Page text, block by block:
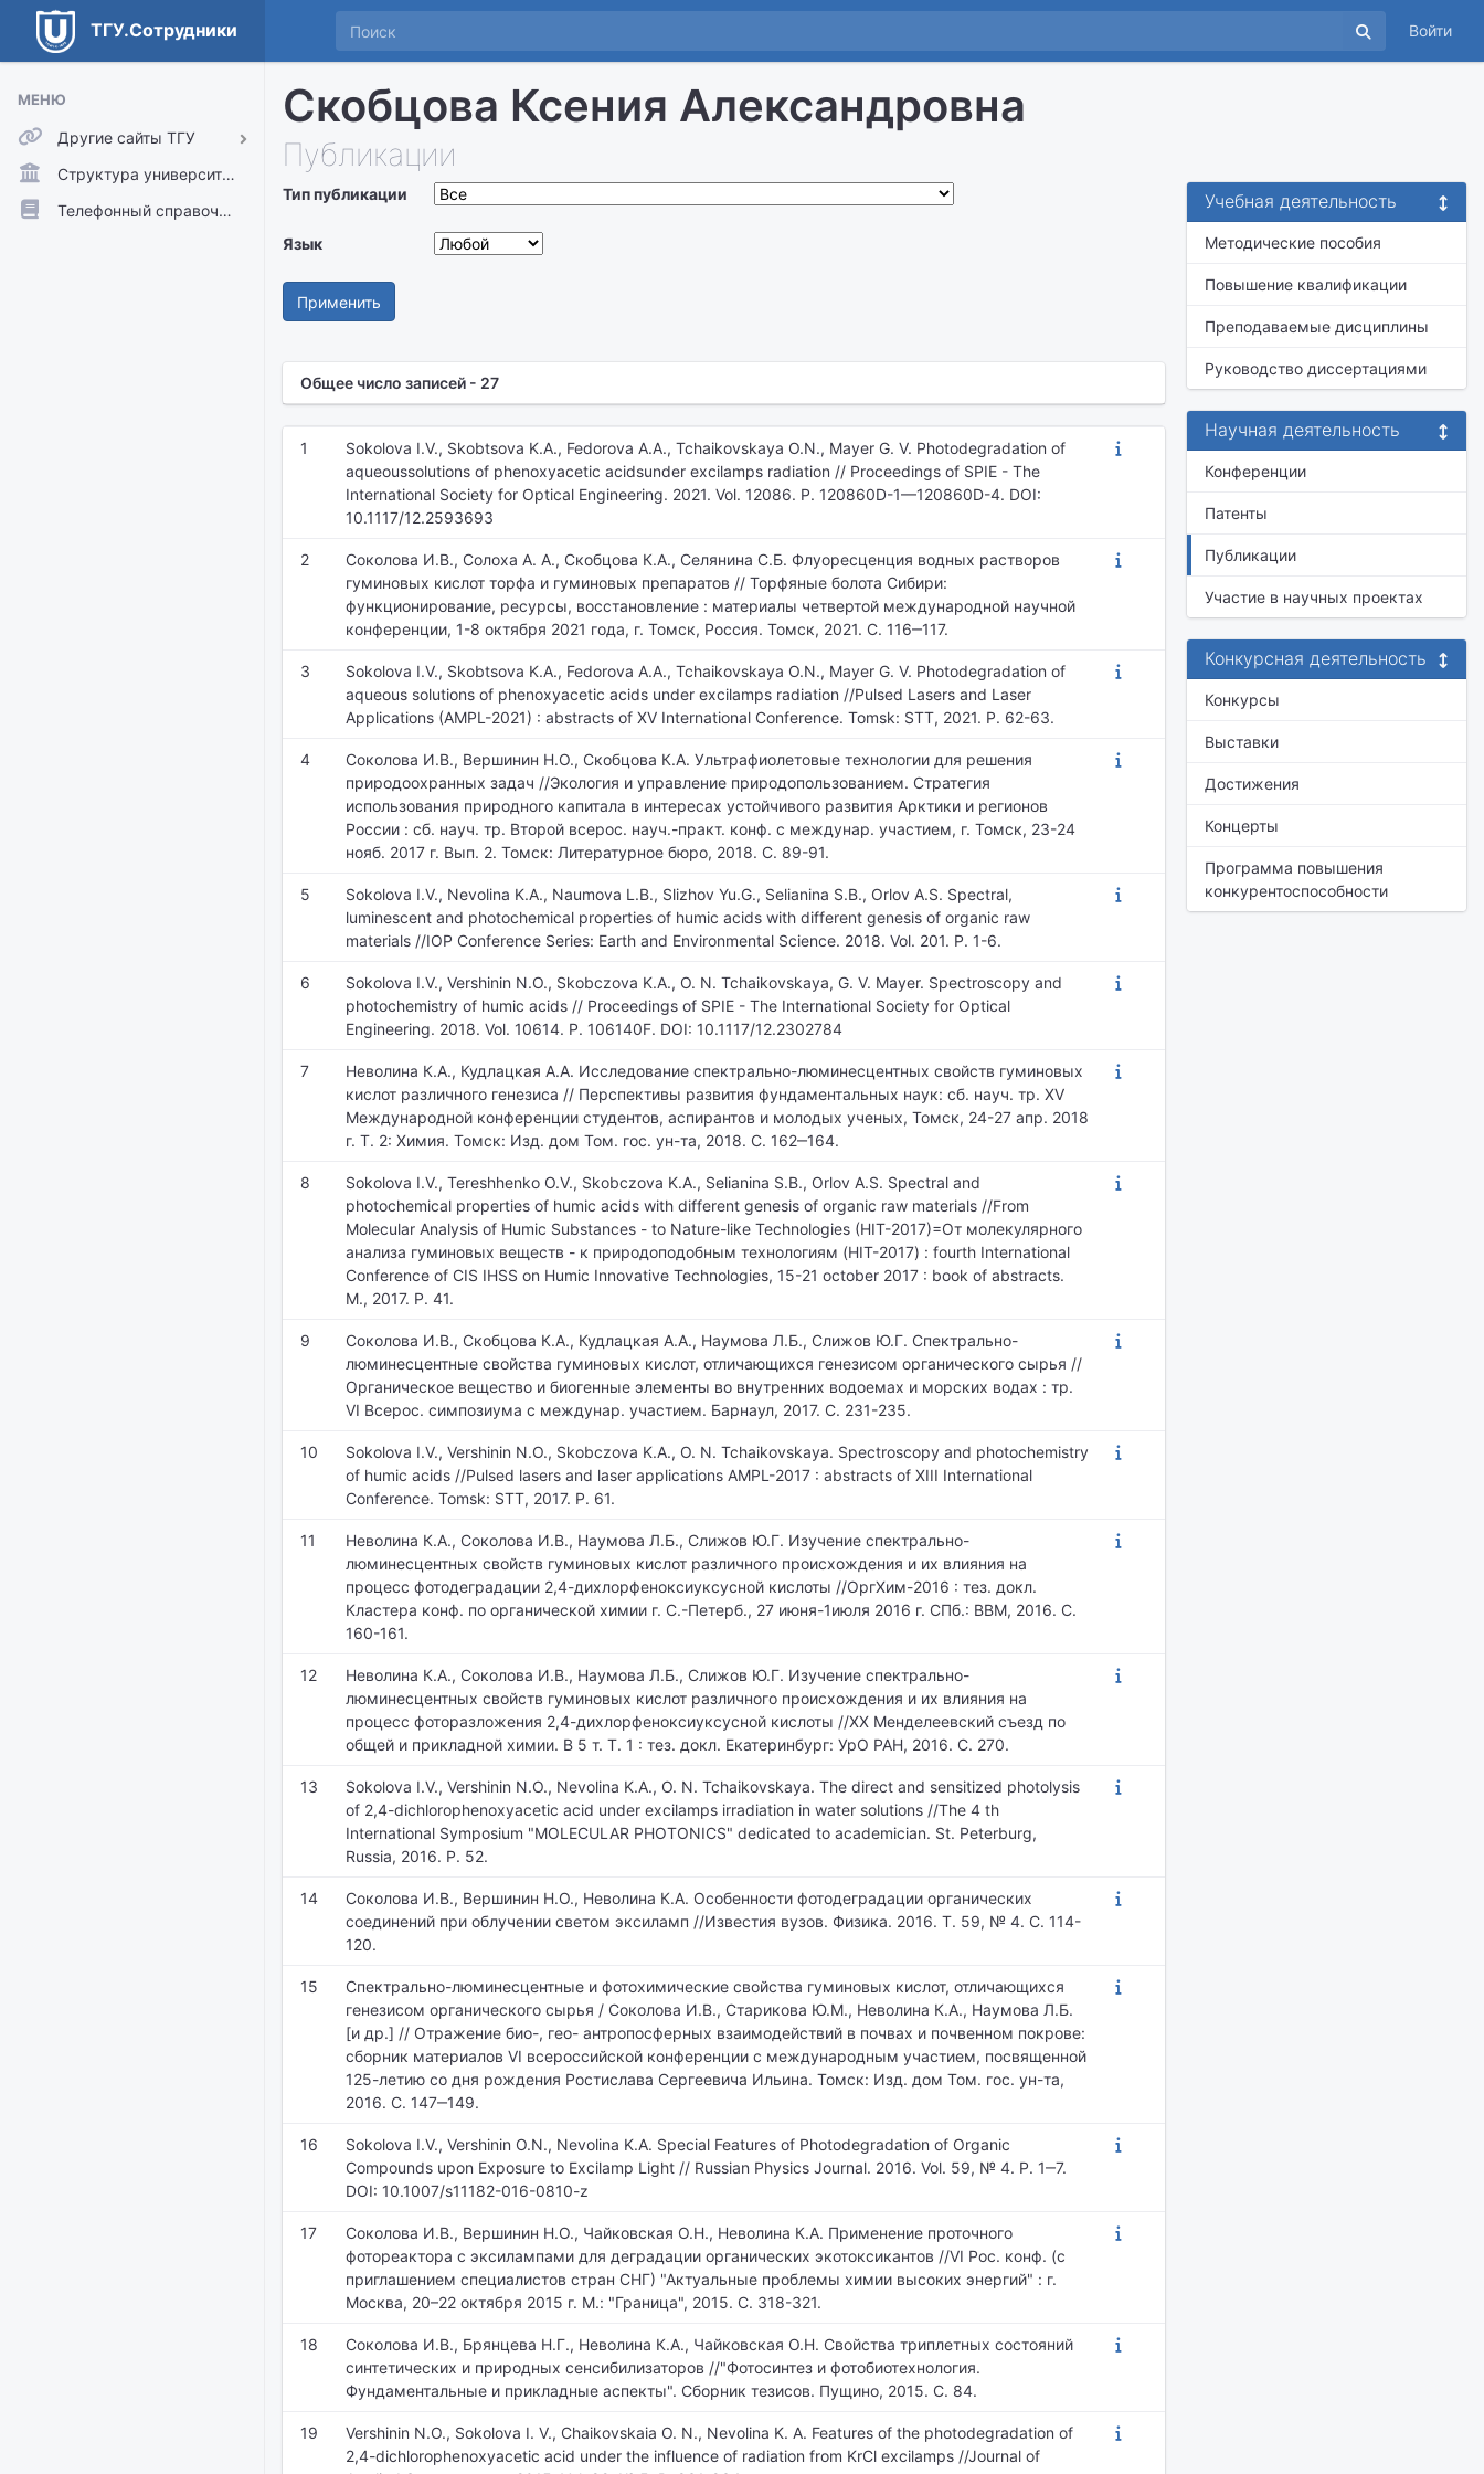
ТГУ.Сотрудники Войти
МЕНЮ
Другие сайты ТГУ
ТГУ.Аккаунты
ТГУ.Расписание
Структура университета
Телефонный справочник
Скобцова Ксения Александровна
Публикации
Тип публикации
Язык
Применить
Общее число записей - 27
1
Sokolova I.V., Skobtsova K.A., Fedorova A.A., Tchaikovskaya O.N., Mayer G. V. Photodegradation of
aqueoussolutions of phenoxyacetic acidsunder excilamps radiation // Proceedings of SPIE - The
International Society for Optical Engineering. 2021. Vol. 12086. P. 120860D-1—120860D-4. DOI:
10.1117/12.2593693
2
Соколова И.В., Солоха А. А., Скобцова К.А., Селянина С.Б. Флуоресценция водных растворов
гуминовых кислот торфа и гуминовых препаратов // Торфяные болота Сибири:
функционирование, ресурсы, восстановление : материалы четвертой международной научной
конференции, 1-8 октября 2021 года, г. Томск, Россия. Томск, 2021. С. 116‒117.
3
Sokolova I.V., Skobtsova K.A., Fedorova A.A., Tchaikovskaya O.N., Mayer G. V. Photodegradation of
aqueous solutions of phenoxyacetic acids under excilamps radiation //Pulsed Lasers and Laser
Applications (AMPL-2021) : abstracts of XV International Conference. Tomsk: STT, 2021. P. 62-63.
4
Соколова И.В., Вершинин Н.О., Скобцова К.А. Ультрафиолетовые технологии для решения
природоохранных задач //Экология и управление природопользованием. Стратегия
использования природного капитала в интересах устойчивого развития Арктики и регионов
России : сб. науч. тр. Второй всерос. науч.-практ. конф. с междунар. участием, г. Томск, 23-24
нояб. 2017 г. Вып. 2. Томск: Литературное бюро, 2018. С. 89-91.
5
Sokolova I.V., Nevolina K.A., Naumova L.B., Slizhov Yu.G., Selianina S.B., Orlov A.S. Spectral,
luminescent and photochemical properties of humic acids with different genesis of organic raw
materials //IOP Conference Series: Earth and Environmental Science. 2018. Vol. 201. P. 1-6.
6
Sokolova I.V., Vershinin N.O., Skobczova K.A., O. N. Tchaikovskaya, G. V. Mayer. Spectroscopy and
photochemistry of humic acids // Proceedings of SPIE - The International Society for Optical
Engineering. 2018. Vol. 10614. P. 106140F. DOI: 10.1117/12.2302784
7
Неволина К.А., Кудлацкая А.А. Исследование спектрально-люминесцентных свойств гуминовых
кислот различного генезиса // Перспективы развития фундаментальных наук: сб. науч. тр. XV
Международной конференции студентов, аспирантов и молодых ученых, Томск, 24-27 апр. 2018
г. Т. 2: Химия. Томск: Изд. дом Том. гос. ун-та, 2018. С. 162‒164.
8
Sokolova I.V., Tereshhenko O.V., Skobczova K.A., Selianina S.B., Orlov A.S. Spectral and
photochemical properties of humic acids with different genesis of organic raw materials //From
Molecular Analysis of Humic Substances - to Nature-like Technologies (HIT-2017)=От молекулярного
анализа гуминовых веществ - к природоподобным технологиям (HIT-2017) : fourth International
Conference of CIS IHSS on Humic Innovative Technologies, 15-21 october 2017 : book of abstracts.
M., 2017. P. 41.
9
Соколова И.В., Скобцова К.А., Кудлацкая А.А., Наумова Л.Б., Слижов Ю.Г. Спектрально-
люминесцентные свойства гуминовых кислот, отличающихся генезисом органического сырья //
Органическое вещество и биогенные элементы во внутренних водоемах и морских водах : тр.
VI Всерос. симпозиума с междунар. участием. Барнаул, 2017. С. 231-235.
10
Sokolova I.V., Vershinin N.O., Skobczova K.A., O. N. Tchaikovskaya. Spectroscopy and photochemistry
of humic acids //Pulsed lasers and laser applications AMPL-2017 : abstracts of XIII International
Conference. Tomsk: STT, 2017. P. 61.
11
Неволина К.А., Соколова И.В., Наумова Л.Б., Слижов Ю.Г. Изучение спектрально-
люминесцентных свойств гуминовых кислот различного происхождения и их влияния на
процесс фотодеградации 2,4-дихлорфеноксиуксусной кислоты //ОргХим-2016 : тез. докл.
Кластера конф. по органической химии г. С.-Петерб., 27 июня-1июля 2016 г. СПб.: ВВМ, 2016. С.
160-161.
12
Неволина К.А., Соколова И.В., Наумова Л.Б., Слижов Ю.Г. Изучение спектрально-
люминесцентных свойств гуминовых кислот различного происхождения и их влияния на
процесс фоторазложения 2,4-дихлорфеноксиуксусной кислоты //ХХ Менделеевский съезд по
общей и прикладной химии. В 5 т. Т. 1 : тез. докл. Екатеринбург: УрО РАН, 2016. С. 270.
13
Sokolova I.V., Vershinin N.O., Nevolina K.A., O. N. Tchaikovskaya. The direct and sensitized photolysis
of 2,4-dichlorophenoxyacetic acid under excilamps irradiation in water solutions //The 4 th
International Symposium "MOLECULAR PHOTONICS" dedicated to academician. St. Peterburg,
Russia, 2016. P. 52.
14
Соколова И.В., Вершинин Н.О., Неволина К.А. Особенности фотодеградации органических
соединений при облучении светом эксиламп //Известия вузов. Физика. 2016. Т. 59, № 4. С. 114-
120.
15
Спектрально-люминесцентные и фотохимические свойства гуминовых кислот, отличающихся
генезисом органического сырья / Соколова И.В., Старикова Ю.М., Неволина К.А., Наумова Л.Б.
[и др.] // Отражение био-, гео- антропосферных взаимодействий в почвах и почвенном покрове:
сборник материалов VI всероссийской конференции с международным участием, посвященной
125-летию со дня рождения Ростислава Сергеевича Ильина. Томск: Изд. дом Том. гос. ун-та,
2016. С. 147‒149.
16
Sokolova I.V., Vershinin O.N., Nevolina K.A. Special Features of Photodegradation of Organic
Compounds upon Exposure to Excilamp Light // Russian Physics Journal. 2016. Vol. 59, № 4. P. 1‒7.
DOI: 10.1007/s11182-016-0810-z
17
Соколова И.В., Вершинин Н.О., Чайковская О.Н., Неволина К.А. Применение проточного
фотореактора с эксилампами для деградации органических экотоксикантов //VI Рос. конф. (с
приглашением специалистов стран СНГ) "Актуальные проблемы химии высоких энергий" : г.
Москва, 20–22 октября 2015 г. М.: "Граница", 2015. С. 318-321.
18
Соколова И.В., Брянцева Н.Г., Неволина К.А., Чайковская О.Н. Свойства триплетных состояний
синтетических и природных сенсибилизаторов //"Фотосинтез и фотобиотехнология.
Фундаментальные и прикладные аспекты". Сборник тезисов. Пущино, 2015. С. 84.
19
Vershinin N.O., Sokolova I. V., Chaikovskaia O. N., Nevolina K. A. Features of the photodegradation of
2,4-dichlorophenoxyacetic acid under the influence of radiation from KrCl excilamps //Journal of
Учебная деятельность
Методические пособия
Повышение квалификации
Преподаваемые дисциплины
Руководство диссертациями
Научная деятельность
Конференции
Патенты
Публикации
Участие в научных проектах
Конкурсная деятельность
Конкурсы
Выставки
Достижения
Концерты
Программа повышения
конкурентоспособности